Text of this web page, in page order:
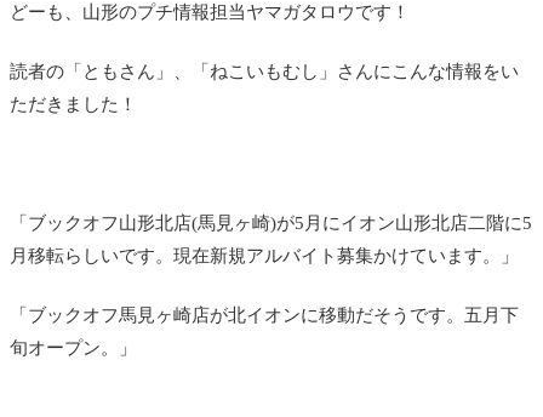
どーも、山形のプチ情報担当ヤマガタロウです！
読者の「ともさん」、「ねこいもむし」さんにこんな情報をい
ただきました！
「ブックオフ山形北店(馬見ヶ崎)が5月にイオン山形北店二階に5
月移転らしいです。現在新規アルバイト募集かけています。」
「ブックオフ馬見ヶ崎店が北イオンに移動だそうです。五月下
旬オープン。」